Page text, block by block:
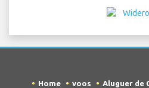
Home voos Aluguer de